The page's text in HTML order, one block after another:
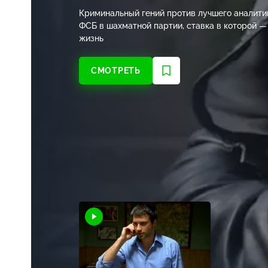
Криминальный гений против лучшего
ФСБ в шахматной партии, ставка в которой —
жизнь
СМОТРЕТЬ